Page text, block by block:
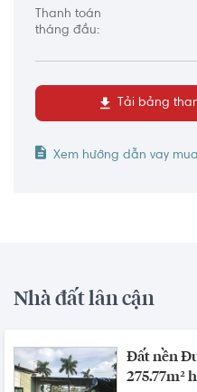
Thanh toán
tháng đầu:
Tải bảng
Xem hướng dẫn vay
Nhà đất lân cận
Đất nền
275.77m²